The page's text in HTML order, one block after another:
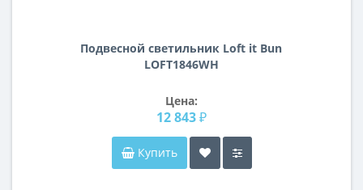
Подвесной светильник Loft it Bun
LOFT1846WH
Цена:
12 843 ₽
Купить